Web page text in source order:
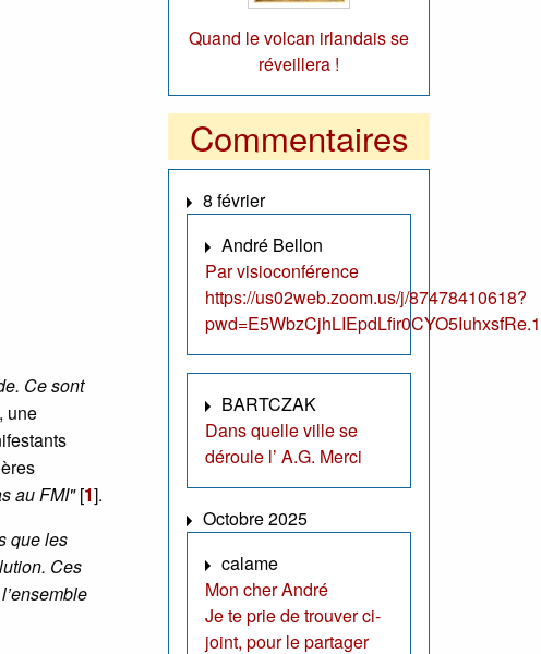
Ce sont
une
au FMI"[1].
que les
Ces
Quand le volcan irlandais se
réveillera !
Commentaires
8 février
André Bellon
Par visioconférence
https://us02web.zoom.us/j/87478410618?
BARTCZAK
Dans quelle ville se
déroule l’ A.G. Merci
Octobre 2025
calame
Mon cher André
Je te prie de trouver ci-
joint, pour le partager